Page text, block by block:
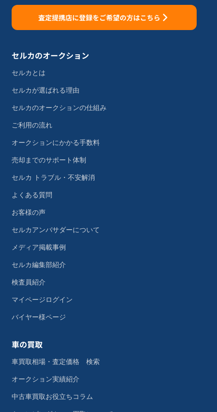
査定提携店に登録をご希望の方はこちら
セルカのオークション
セルカとは
セルカが選ばれる理由
セルカのオークションの仕組み
ご利用の流れ
オークションにかかる手数料
売却までのサポート体制
セルカ トラブル・不安解消
よくある質問
お客様の声
セルカアンバサダーについて
メディア掲載事例
セルカ編集部紹介
検査員紹介
マイページログイン
バイヤー様ページ
車の買取
車買取相場・査定価格 検索
オークション実績紹介
中古車買取お役立ちコラム